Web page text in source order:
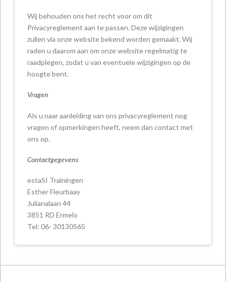
Wij behouden ons het recht voor om dit
Privacyreglement aan te passen. Deze wijzigingen
zullen via onze website bekend worden gemaakt. Wij
raden u daarom aan om onze website regelmatig te
raadplegen, zodat u van eventuele wijzigingen op de
hoogte bent.
Vragen
Als u naar aanleiding van ons privacyreglement nog
vragen of opmerkingen heeft, neem dan contact met
ons op.
Contactgegevens
estaSI Trainingen
Esther Fleurbaay
Julianalaan 44
3851 RD Ermelo
Tel: 06- 30130565